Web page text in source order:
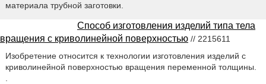
материала трубной заготовки.
Способ изготовления изделий типа тела
вращения с криволинейной поверхностью // 2215611
Изобретение относится к технологии изготовления изделий с
криволинейной поверхностью вращения переменной толщины.